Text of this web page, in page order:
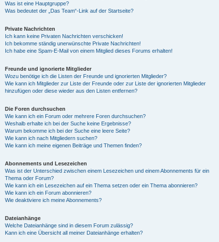
Was ist eine Hauptgruppe?
Was bedeutet der „Das Team“-Link auf der Startseite?
Private Nachrichten
Ich kann keine Privaten Nachrichten verschicken!
Ich bekomme ständig unerwünschte Private Nachrichten!
Ich habe eine Spam-E-Mail von einem Mitglied dieses Forums erhalten!
Freunde und ignorierte Mitglieder
Wozu benötige ich die Listen der Freunde und ignorierten Mitglieder?
Wie kann ich Mitglieder zur Liste der Freunde oder zur Liste der ignorierten Mitglieder
hinzufügen oder diese wieder aus den Listen entfernen?
Die Foren durchsuchen
Wie kann ich ein Forum oder mehrere Foren durchsuchen?
Weshalb erhalte ich bei der Suche keine Ergebnisse?
Warum bekomme ich bei der Suche eine leere Seite?
Wie kann ich nach Mitgliedern suchen?
Wie kann ich meine eigenen Beiträge und Themen finden?
Abonnements und Lesezeichen
Was ist der Unterschied zwischen einem Lesezeichen und einem Abonnements für ein
Thema oder Forum?
Wie kann ich ein Lesezeichen auf ein Thema setzen oder ein Thema abonnieren?
Wie kann ich ein Forum abonnieren?
Wie deaktiviere ich meine Abonnements?
Dateianhänge
Welche Dateianhänge sind in diesem Forum zulässig?
Kann ich eine Übersicht all meiner Dateianhänge erhalten?